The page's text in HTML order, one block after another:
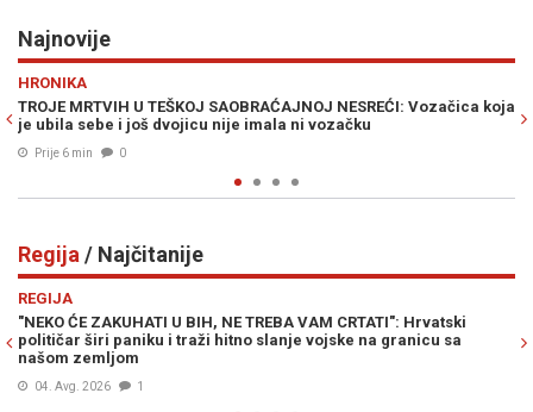
Najnovije
kojaUSRED RAZVODA SA ANOM IVANOVIĆ KUPIO VILU
Bastian Schweinsteiger iskeširao milione za novi dom
Prije 8 min
Regija / Najčitanije
sa
ODGOVOR NA PROVOKACIJE IZ BEOGRADA: Grmoja
Vučiću - "Oluju ćemo slaviti još snažnije"
05. Avg. 2026